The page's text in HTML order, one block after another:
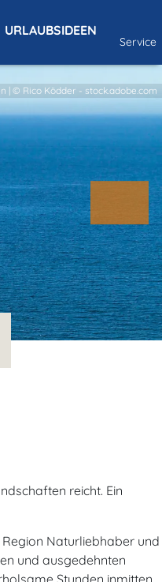
URLAUBSIDEEN
Service
| © Rico Ködder - stock.adobe.com
reicht. Ein
Naturliebhaber und
und ausgedehnten